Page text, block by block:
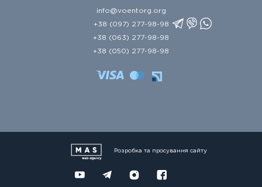
info@voentorg.org
+38 (097) 277-98-98
+38 (063) 277-98-98
+38 (050) 277-98-98
Розробка та просування сайту